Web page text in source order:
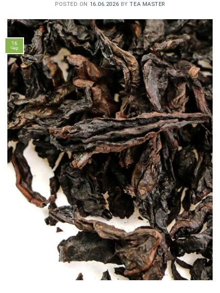
POSTED ON 16.06.2026 BYTEA MASTER
16
Чер